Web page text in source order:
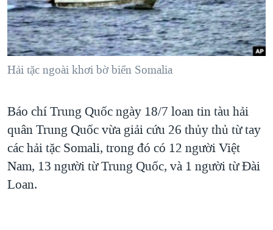
"Tìm"NGƯỜI VIỆT HẢI NGOẠI
ĐỜI SỐNG
KINH TẾ
KHOA HỌC
THỂ THAO
GIÁO DỤC
TẠI
HÀNH TRÌNH BẦU CỬ 2024
MỘT NĂM CHIẾN TRANH TẠI DẢI GAZA
GIẢI MÃ VÀNH ĐAI & CON ĐƯỜNG
TRỊNH VĨNH BÌNH - NGƯỜI HẠ 'BÊN THẮNG CUỘC'
GROUND ZERO – XƯA VÀ NAY
CHI PHÍ CHIẾN TRANH AFGHANISTAN
VIDEO
NGHE
MẠNG XÃ HỘI
Ngôn ngữ khác
Hải tặc ngoài khơi bờ biển Somalia
Báo chí Trung Quốc ngày 18/7 loan tin tàu hải
quân Trung Quốc vừa giải cứu 26 thủy thủ từ tay
các hải tặc Somali, trong đó có 12 người Việt
Nam, 13 người từ Trung Quốc, và 1 người từ Đài
Loan.